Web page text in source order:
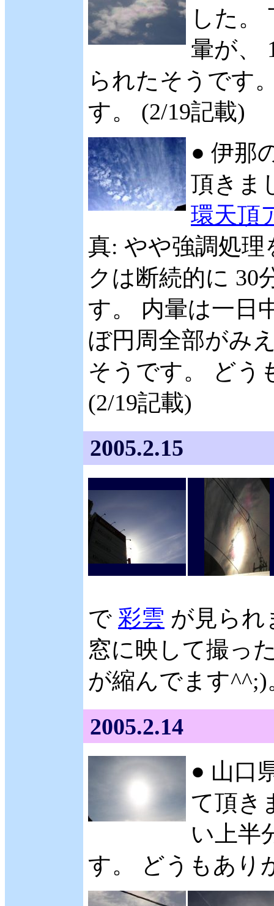
した。
暈が、
られたそうです
す。 (2/19記載)
● 伊那
頂きま
環天頂
真: やや強調処
クは断続的に 30
す。 内暈は一日
ぼ円周全部がみ
そうです。 どう
(2/19記載)
2005.2.15
で 彩雲 が見られ
窓に映して撮っ
が縮んでます^^;)
2005.2.14
● 山口
て頂き
い上半
す。 どうもあり